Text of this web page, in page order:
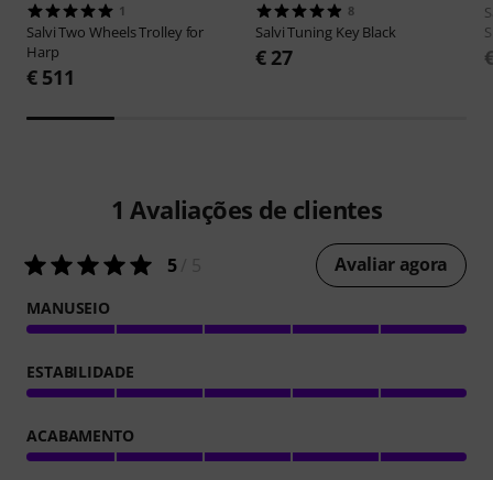
1
SalviTwo Wheels Trolley for
Harp
€ 511
8
SalviTuning Key Black
€ 27
1 Avaliações de clientes
5/ 5 Avaliar agora
MANUSEIO
ESTABILIDADE
ACABAMENTO